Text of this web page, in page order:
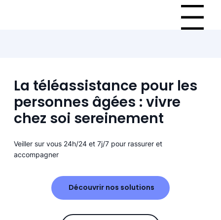
Menu
La téléassistance pour les
personnes âgées : vivre
chez soi sereinement
Veiller sur vous 24h/24 et 7j/7 pour rassurer et
accompagner
Découvrir nos solutions